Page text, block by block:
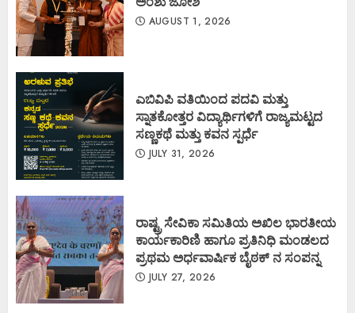
AUGUST 1, 2026
ಎಬಿವಿಪಿ ವತಿಯಿಂದ ಪದವಿ ಮತ್ತು
ಸ್ನಾತಕೋತ್ತರ ವಿದ್ಯಾರ್ಥಿಗಳಿಗೆ ರಾಜ್ಯಮಟ್ಟದ
ಸಣ್ಣಕಥೆ ಮತ್ತು ಕವನ ಸ್ಪರ್ಧೆ
JULY 31, 2026
ರಾಷ್ಟ್ರ ಸೇವಿಕಾ ಸಮಿತಿಯ ಅಖಿಲ ಭಾರತೀಯ
ಕಾರ್ಯಕಾರಿಣಿ ಹಾಗೂ ಪ್ರತಿನಿಧಿ ಮಂಡಲದ
ಪ್ರಥಮ ಅರ್ಧವಾರ್ಷಿಕ ಬೈಠಕ್ ನ ಸಂಪನ್ನ
JULY 27, 2026